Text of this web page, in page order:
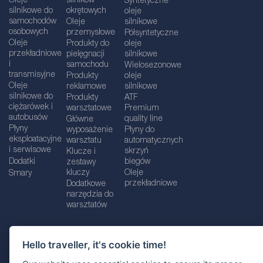
Hello traveller, it's cookie time!
silnikowe do
samochodów
osobowych
Oleje
przekładniowe
i
transmisyjne
Oleje
silnikowe do
ciężarówek i
autobusów
Płyny
eksploatacyjne
i serwisowe
Dodatki
Smary
okrętowych
Oleje
przemysłowe
Produkty do
pielęgnacji
samochodu
Produkty
reklamowe
Produkty
warsztatowe
Główne
wyposażenie
warsztatu
Klucze i
zestawy
kluczy
Dodatkowe
narzędzia do
warsztatów
oleje
silnikowe
Półsyntetyczne
oleje
silnikowe
Wielosezonowe
oleje
silnikowe
ATF
Premium
quality line
Płyny do
automatycznych
skrzyń
biegów
Oleje
przekładniowe